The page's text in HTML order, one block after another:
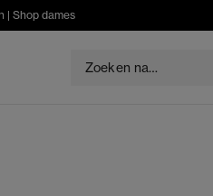
| Shop dames